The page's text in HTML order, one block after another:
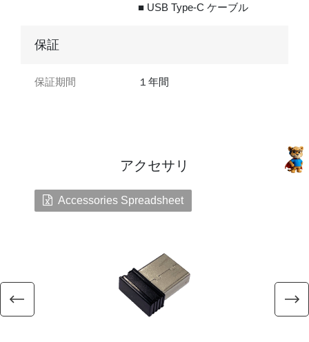
■ USB Type-C ケーブル
保証
保証期間 １年間
アクセサリ
Accessories Spreadsheet